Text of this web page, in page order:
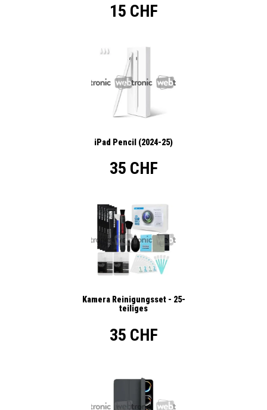
15 CHF
iPad Pencil (2024-25)
35 CHF
Kamera Reinigungsset - 25-
teiliges
35 CHF